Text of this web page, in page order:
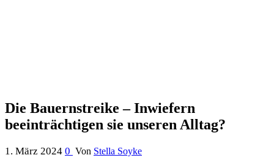
Die Bauernstreike – Inwiefern
beeinträchtigen sie unseren Alltag?
1. März 2024 0 Von Stella Soyke